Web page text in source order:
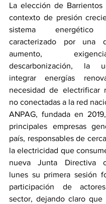
La elección de
contexto de presión
sistema energético
caracterizado por una
aumento,
descarbonización, la
integrar energías
necesidad de electrificar
no conectadas a la red
ANPAG, fundada en
principales empresas
país, responsables de
la electricidad que
nueva Junta Directiva
lunes su primera sesión
participación de
sector, dejando claro que